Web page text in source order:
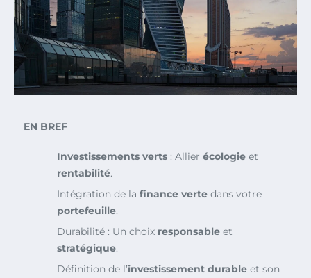
EN BREF
Investissements verts : Allier écologie et
rentabilité.
Intégration de la finance verte dans votre
portefeuille.
Durabilité : Un choix responsable et
stratégique.
Définition de l’investissement durable et son